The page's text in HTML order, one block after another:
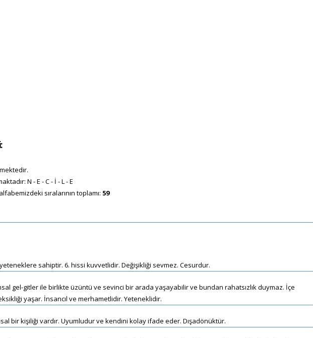
N - E - C - İ - L - E
sıralarının toplamı: 59
sahiptir. 6. hissi kuvvetlidir. Değişikliği sevmez. Cesurdur.
gel-gitler ile birlikte üzüntü ve sevinci bir arada yaşayabilir ve bundan rahatsızlık duymaz. İçe
yaşar. İnsancıl ve merhametlidir. Yeteneklidir.
bir kişiliği vardır. Uyumludur ve kendini kolay ifade eder. Dışadönüktür.